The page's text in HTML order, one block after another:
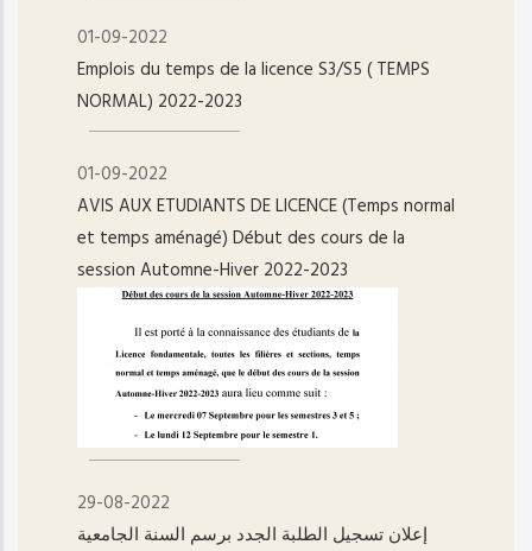
01-09-2022
Emplois du temps de la licence S3/S5 ( TEMPS
NORMAL) 2022-2023
01-09-2022
AVIS AUX ETUDIANTS DE LICENCE (Temps normal
et temps aménagé) Début des cours de la
session Automne-Hiver 2022-2023
29-08-2022
إعلان تسجيل الطلبة الجدد برسم السنة الجامعية